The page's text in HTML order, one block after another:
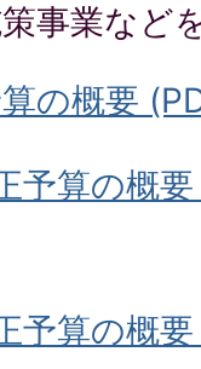
事業など
の概要
予算の概
予算の概